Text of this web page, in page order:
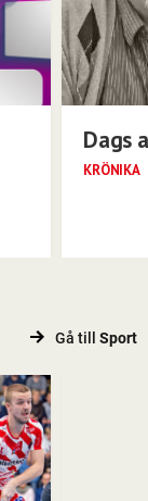
Dags
KRÖNIKA
Gå till Sport